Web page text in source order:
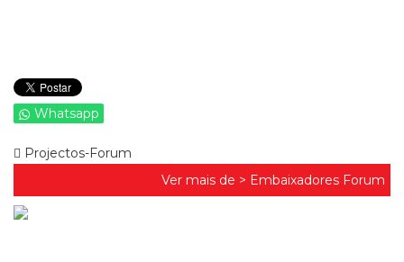
Whatsapp
Projectos-Forum
Ver mais de > Embaixadores Forum